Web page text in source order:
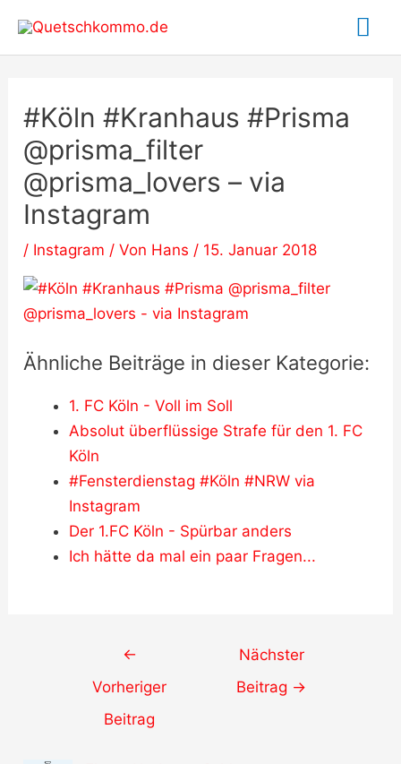
Inhalt
#Köln #Kranhaus #Prisma
@prisma_filter
@prisma_lovers – via
Instagram
/ Instagram / Von Hans / 15. Januar 2018
Ähnliche Beiträge in dieser Kategorie:
1. FC Köln - Voll im Soll
Absolut überflüssige Strafe für den 1. FC
Köln
#Fensterdienstag #Köln #NRW via
Instagram
Der 1.FC Köln - Spürbar anders
Ich hätte da mal ein paar Fragen...
←
Vorheriger
Beitrag
Nächster
Beitrag →